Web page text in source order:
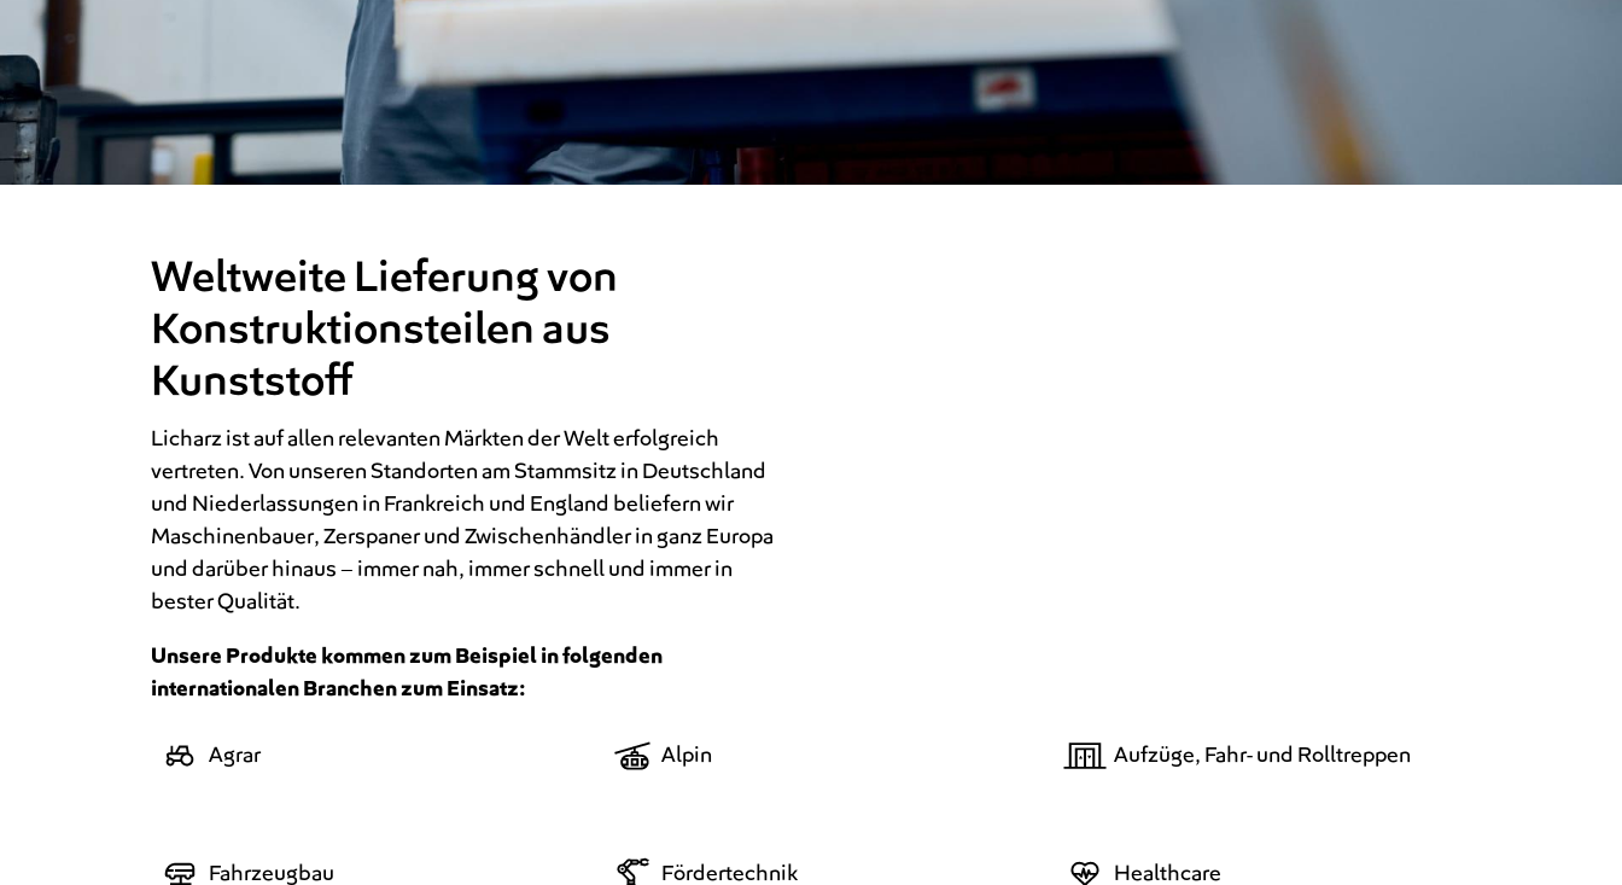
Weltweite Lieferung von
Konstruktionsteilen aus
Kunststoff
Licharz ist auf allen relevanten Märkten der Welt erfolgreich
vertreten. Von unseren Standorten am Stammsitz in Deutschland
und Niederlassungen in Frankreich und England beliefern wir
Maschinenbauer, Zerspaner und Zwischenhändler in ganz Europa
und darüber hinaus – immer nah, immer schnell und immer in
bester Qualität.
Unsere Produkte kommen zum Beispiel in folgenden
internationalen Branchen zum Einsatz:
Agrar Alpin Aufzüge, Fahr- und Rolltreppen
Fahrzeugbau Fördertechnik Healthcare